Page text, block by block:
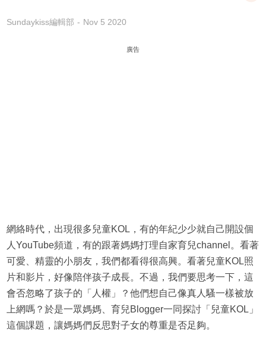
Sundaykiss編輯部 Nov 5 2020
廣告
網絡時代，出現很多兒童KOL，有的年紀少少就自己開設個
人YouTube頻道，有的跟著媽媽打理自家育兒channel。看著
可愛、精靈的小朋友，我們都看得很高興。看著兒童KOL照
片和影片，好像陪伴孩子成長。不過，我們要思考一下，這
會否忽略了孩子的「人權」？他們想自己像真人騷一樣被放
上網嗎？於是一眾媽媽、育兒Blogger一同探討「兒童KOL」
這個課題，讓媽媽們反思對子女的尊重是否足夠。